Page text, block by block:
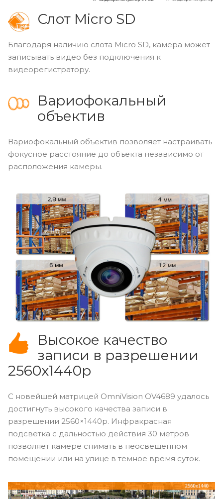
Слот Micro SD
Благодаря наличию слота Micro SD, камера может
записывать видео без подключения к
видеорегистратору.
Вариофокальный
объектив
Вариофокальный объектив позволяет настраивать
фокусное расстояние до объекта независимо от
расположения камеры.
Высокое качество
записи в разрешении
2560х1440p
С новейшей матрицей OmniVision OV4689 удалось
достигнуть высокого качества записи в
разрешении 2560×1440p. Инфракрасная
подсветка с дальностью действия 30 метров
позволяет камере снимать в неосвещенном
помещении или на улице в темное время суток.